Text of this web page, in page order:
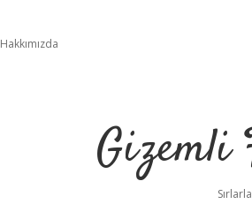
Hakkımızda
Gizemli